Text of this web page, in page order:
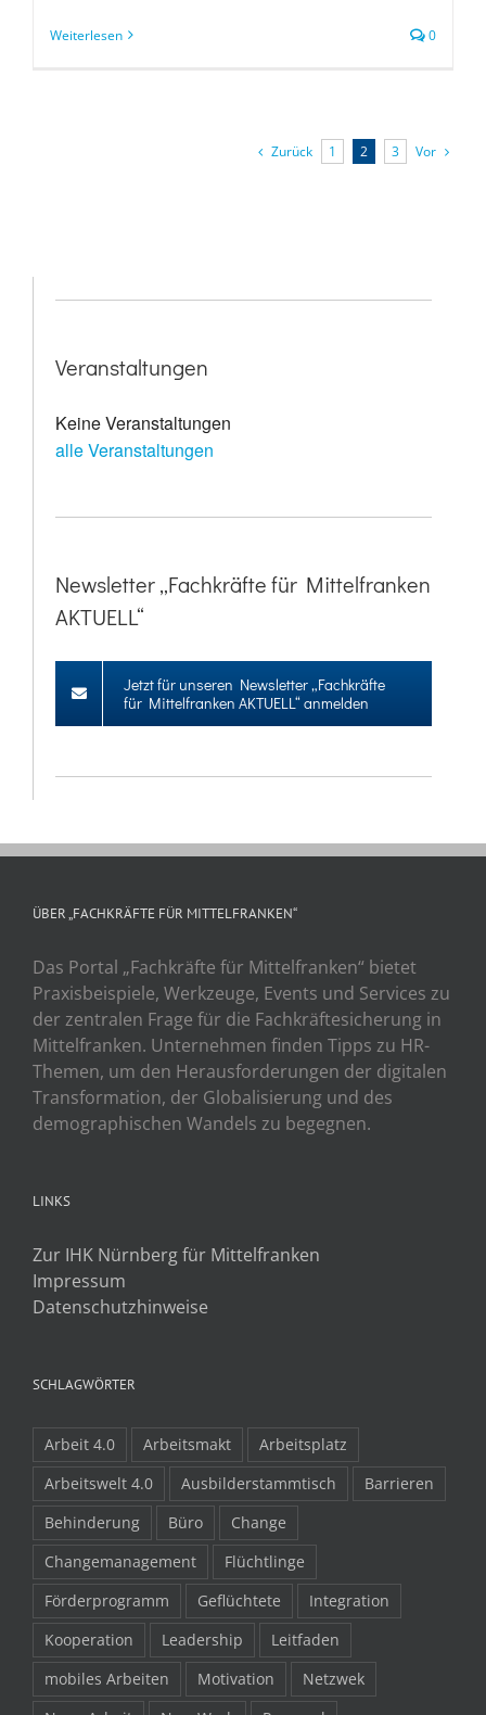
Weiterlesen 0
Zurück 1 2 3 Vor
Veranstaltungen
Keine Veranstaltungen
alle Veranstaltungen
Newsletter „Fachkräfte für Mittelfranken
AKTUELL“
Jetzt für unseren Newsletter „Fachkräfte
für Mittelfranken AKTUELL“ anmelden
ÜBER „FACHKRÄFTE FÜR MITTELFRANKEN“
Das Portal „Fachkräfte für Mittelfranken“ bietet
Praxisbeispiele, Werkzeuge, Events und Services zu
der zentralen Frage für die Fachkräftesicherung in
Mittelfranken. Unternehmen finden Tipps zu HR-
Themen, um den Herausforderungen der digitalen
Transformation, der Globalisierung und des
demographischen Wandels zu begegnen.
LINKS
Zur IHK Nürnberg für Mittelfranken
Impressum
Datenschutzhinweise
SCHLAGWÖRTER
Arbeit 4.0 Arbeitsmakt
Arbeitsplatz
Arbeitswelt 4.0
Ausbilderstammtisch
Barrieren
Behinderung
Büro
Change
Changemanagement
Flüchtlinge
Förderprogramm
Geflüchtete
Integration
Kooperation
Leadership
Leitfaden
mobiles Arbeiten
Motivation
Netzwek